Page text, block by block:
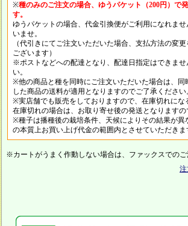
※種のみのご注文の場合、ゆうパケット（200円）で
す。
ゆうパケットの場合、代金引換便がご利用になれま
いませ。
（代引きにてご注文いただいた場合、支払方法の変
ございます）
※ポストなどへの配達となり、配達日指定はできませ
い。
※他の商品と種を同時にご注文いただいた場合は、同
した商品の送料が適用となりますのでご了承ください
※実店舗でも販売をしておりますので、在庫切れにな
在庫切れの場合は、お取り寄せ後の発送となりますの
※種子は播種後の栽培条件、天候によりその結果が異
の本質上お買い上げ代金の範囲内とさせていただきま
※カートがうまく作動しない場合は、ファックスでのご
注